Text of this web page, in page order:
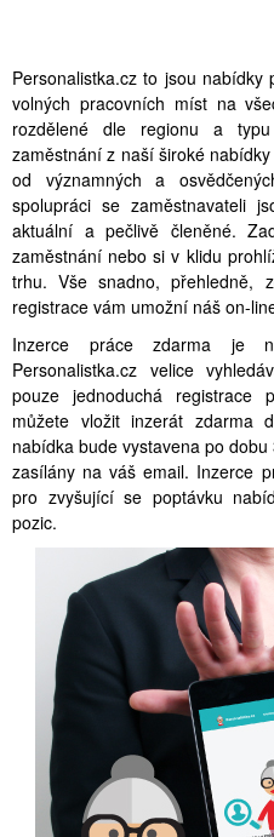
Personalistka.cz to jsou
volných pracovních míst na
rozdělené dle regionu a
zaměstnání z naší široké
od významných a
spolupráci se zaměstnavateli
aktuální a pečlivě členěné.
zaměstnání nebo si v klidu
trhu. Vše snadno, přehledně,
registrace vám umožní náš on-
Inzerce práce zdarma je
Personalistka.cz velice
pouze jednoduchá registrace
můžete vložit inzerát zdarma
nabídka bude vystavena po
zasílány na váš email. Inzerce
pro zvyšující se poptávku
pozic.